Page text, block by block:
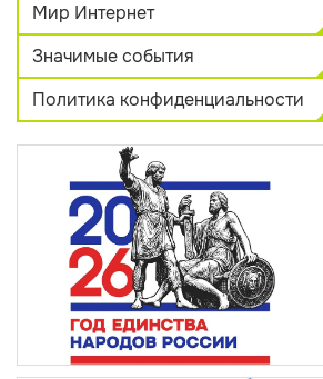
Мир Интернет
Значимые события
Политика конфиденциальности